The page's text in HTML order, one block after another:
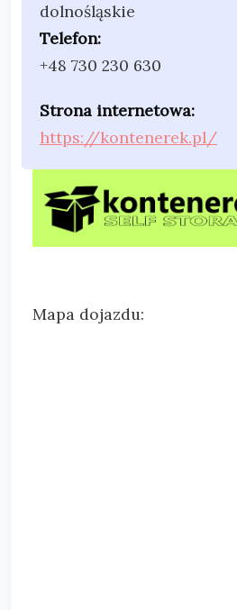
dolnośląskie
Telefon:
+48 730 230 630
Strona internetowa:
https://kontenerek.pl/
Mapa dojazdu: